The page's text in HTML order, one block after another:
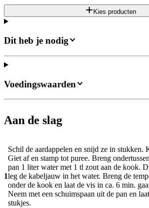
Kies producten
Dit heb je nodig
Aan de slag
1
Schil de aardappelen en snijd ze in stukken.
Giet af en stamp tot puree. Breng
pan 1 liter water met 1 tl zout aan de kook.
leg de kabeljauw in het water. Breng de
onder de kook en laat de vis in ca. 6 min.
Neem met een schuimspaan uit de pan en
stukjes.
Voedingswaarden